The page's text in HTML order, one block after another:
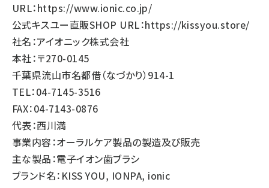
URL：https://www.ionic.co.jp/
公式キスユー直販SHOP URL：https://kissyou.store/
社名：アイオニック株式会社
本社：〒270-0145
千葉県流山市名都借（なづかり）914-1
TEL：04-7145-3516
FAX：04-7143-0876
代表：西川満
事業内容：オーラルケア製品の製造及び販売
主な製品：電子イオン歯ブラシ
ブランド名：KISS YOU, IONPA, ionic